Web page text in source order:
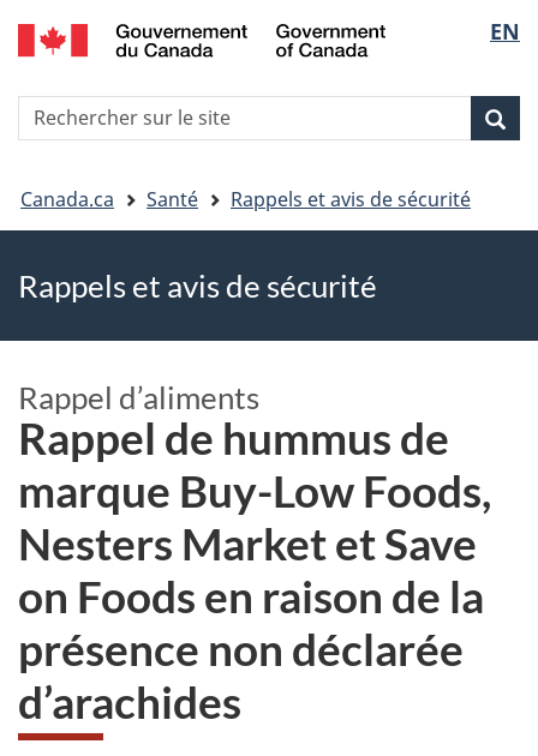
Skip
to
Skip
to
Passer
à
HTML
de
la
EN
Recherche
Vous
êtes
ici
Canada.ca Santé Rappels et avis de sécurité
Rappels et avis de sécurité
Rappel d’aliments
Rappel de hummus de
marque Buy-Low Foods,
Nesters Market et Save
on Foods en raison de la
présence non déclarée
d’arachides